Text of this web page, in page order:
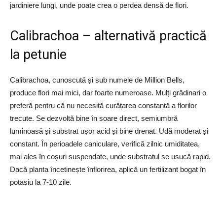
jardiniere lungi, unde poate crea o perdea densă de flori.
Calibrachoa – alternativă practică
la petunie
Calibrachoa, cunoscută și sub numele de Million Bells,
produce flori mai mici, dar foarte numeroase. Mulți grădinari o
preferă pentru că nu necesită curățarea constantă a florilor
trecute. Se dezvoltă bine în soare direct, semiumbră
luminoasă și substrat ușor acid și bine drenat. Udă moderat și
constant. În perioadele caniculare, verifică zilnic umiditatea,
mai ales în coșuri suspendate, unde substratul se usucă rapid.
Dacă planta încetinește înflorirea, aplică un fertilizant bogat în
potasiu la 7-10 zile.